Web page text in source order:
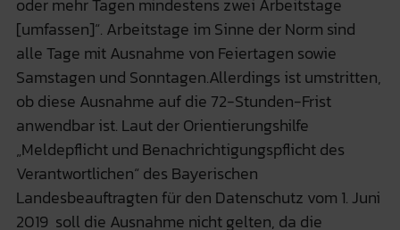
[umfassen]“. Arbeitstage im Sinne der Norm sind
alle Tage mit Ausnahme von Feiertagen sowie
Samstagen und Sonntagen.Allerdings ist umstritten,
ob diese Ausnahme auf die 72-Stunden-Frist
anwendbar ist. Laut der Orientierungshilfe
„Meldepflicht und Benachrichtigungspflicht des
Verantwortlichen“ des Bayerischen
Landesbeauftragten für den Datenschutz vom 1. Juni
2019 soll die Ausnahme nicht gelten, da die